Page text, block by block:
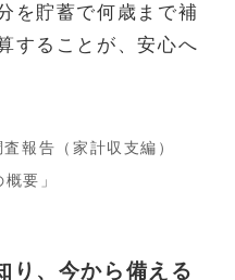
を貯蓄で何歳まで補
することが、安心へ
報告（家計収支編）
要」
り、今から備える